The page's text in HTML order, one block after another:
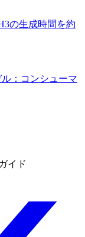
の生成時間を約
：コンシューマ
イド